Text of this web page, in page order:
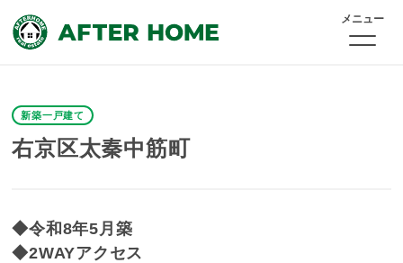
メニュー
新築一戸建て
右京区太秦中筋町
◆令和8年5月築
◆2WAYアクセス